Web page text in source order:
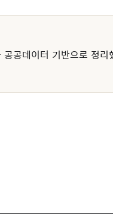
공데이터 기반으로 정리